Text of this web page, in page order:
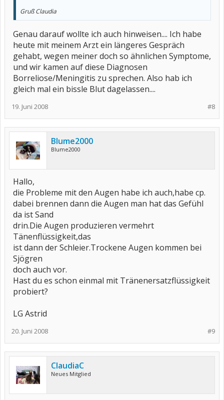
Gruß Claudia
Genau darauf wollte ich auch hinweisen.... Ich habe
heute mit meinem Arzt ein längeres Gespräch
gehabt, wegen meiner doch so ähnlichen Symptome,
und wir kamen auf diese Diagnosen
Borreliose/Meningitis zu sprechen. Also hab ich
gleich mal ein bissle Blut dagelassen....
#8
19. Juni 2008
Blume2000
Blume2000
Hallo,
die Probleme mit den Augen habe ich auch,habe cp.
dabei brennen dann die Augen man hat das Gefühl
da ist Sand
drin.Die Augen produzieren vermehrt
Tänenflüssigkeit,das
ist dann der Schleier.Trockene Augen kommen bei
Sjögren
doch auch vor.
Hast du es schon einmal mit Tränenersatzflüssigkeit
probiert?
LG Astrid
#9
20. Juni 2008
ClaudiaC
Neues Mitglied